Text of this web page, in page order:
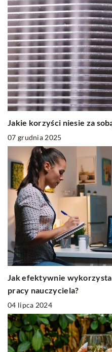
Jakie korzyści niesie za
07 grudnia 2025
Jak efektywnie
pracy nauczyciela?
04 lipca 2024